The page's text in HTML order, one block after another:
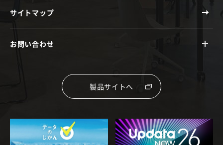
サイトマップ
お問い合わせ
製品サイトへ